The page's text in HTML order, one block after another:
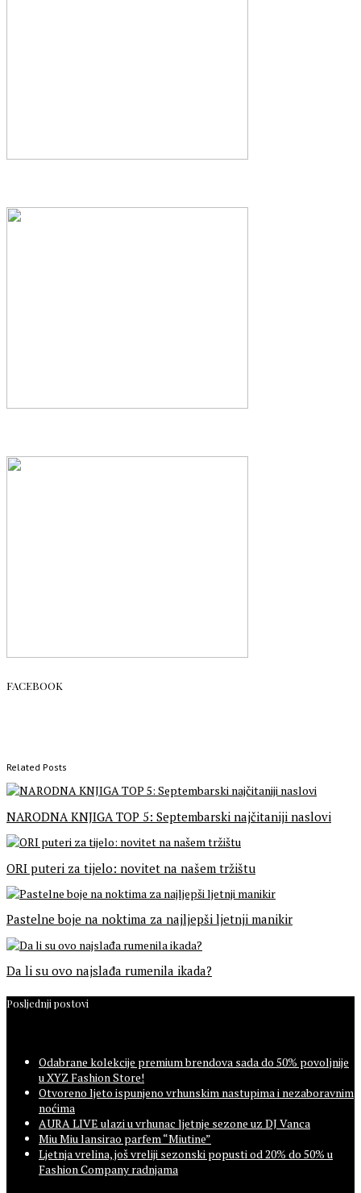
FACEBOOK
Related Posts
NARODNA KNJIGA TOP 5: Septembarski najčitaniji naslovi
ORI puteri za tijelo: novitet na našem tržištu
Pastelne boje na noktima za najljepši ljetnji manikir
Da li su ovo najslađa rumenila ikada?
Posljednji postovi
Odabrane kolekcije premium brendova sada do 50% povoljnije
u XYZ Fashion Store!
Otvoreno ljeto ispunjeno vrhunskim nastupima i nezaboravnim
noćima
AURA LIVE ulazi u vrhunac ljetnje sezone uz DJ Vanca
Miu Miu lansirao parfem “Miutine”
Ljetnja vrelina, još vreliji sezonski popusti od 20% do 50% u
Fashion Company radnjama